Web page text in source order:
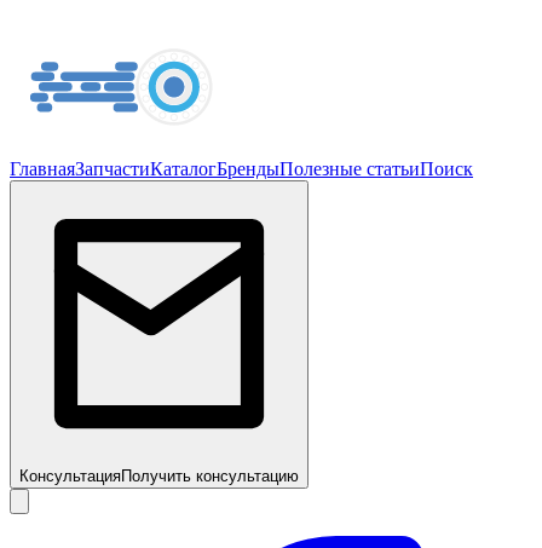
ГлавнаяЗапчастиКаталогБрендыПолезные статьиПоиск
КонсультацияПолучить консультацию